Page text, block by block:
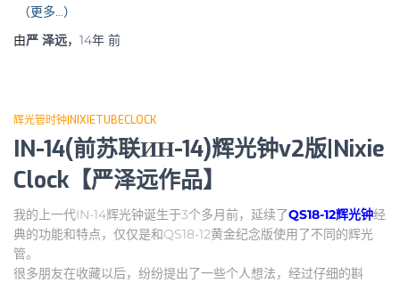
（更多…）
由严 泽远， 14年 前
辉光管时钟|NIXIETUBECLOCK
IN-14(前苏联ИН-14)辉光钟v2版|Nixie
Clock【严泽远作品】
我的上一代IN-14辉光钟诞生于3个多月前，延续了QS18-12辉光钟经
典的功能和特点，仅仅是和QS18-12黄金纪念版使用了不同的辉光
管。
很多朋友在收藏以后，纷纷提出了一些个人想法，经过仔细的斟